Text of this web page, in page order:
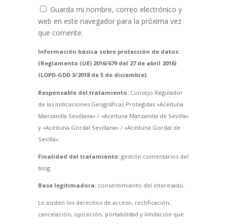
Guarda mi nombre, correo electrónico y
web en este navegador para la próxima vez
que comente.
Información básica sobre protección de datos:
(Reglamento (UE) 2016/679 del 27 de abril 2016)
(LOPD-GDD 3/2018 de 5 de diciembre).
Responsable del tratamiento:Consejo Regulador
de las Indicaciones Geográficas Protegidas «Aceituna
Manzanilla Sevillana» / «Aceituna Manzanilla de Sevilla»
y «Aceituna Gordal Sevillana» / «Aceituna Gordal de
Sevilla».
Finalidad del tratamiento:gestión comentarios del
blog.
Base legitimadora:consentimiento del interesado.
Le asisten los derechos de acceso, rectificación,
cancelación, oposición, portabilidad y limitación que